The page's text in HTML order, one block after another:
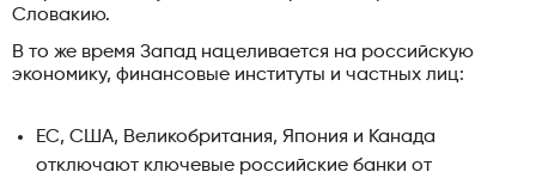
Словакию.
В то же время Запад нацеливается на российскую
экономику, финансовые институты и частных лиц:
ЕС, США, Великобритания, Япония и Канада
отключают ключевые российские банки от